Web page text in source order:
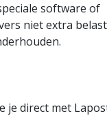
software of
niet extra
je direct met